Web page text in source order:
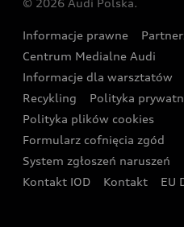
Wyszukaj najbliższego
Oferta dla przedsiębiorców
Oferta dla klientów
Kalkulator rat
Ubezpieczenie
Zasięg
Gwarancja
Akcje serwisowe Audi
Katalog online akcesoriów
Audi i Muzeum Sztuki
Audi driving experience
Audi quattro Cup
Audi i Puchar Świata w
Zakopanem
© 2026 Audi Polska.
Informacje prawne
Centrum Medialne Audi
Informacje dla warsztatów
Recykling
Polityka
Polityka plików cookies
Formularz cofnięcia zgód
System zgłoszeń naruszeń
Kontakt IOD
Kontakt EU